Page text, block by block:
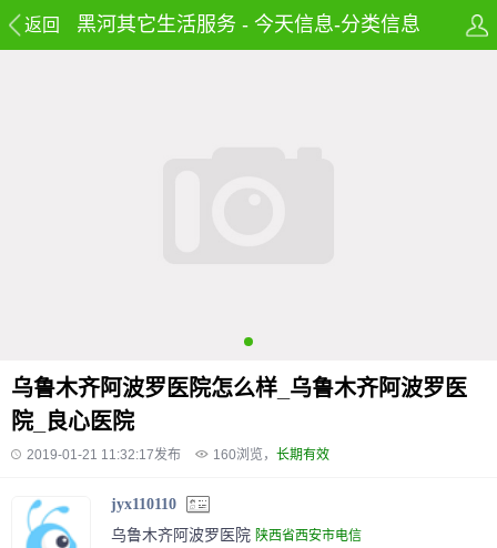
返回 黑河其它生活服务 - 今天信息-分类信息
乌鲁木齐阿波罗医院怎么样_乌鲁木齐阿波罗医
院_良心医院
2019-01-21 11:32:17发布 160浏览， 长期有效
jyx110110
乌鲁木齐阿波罗医院 陕西省西安市电信